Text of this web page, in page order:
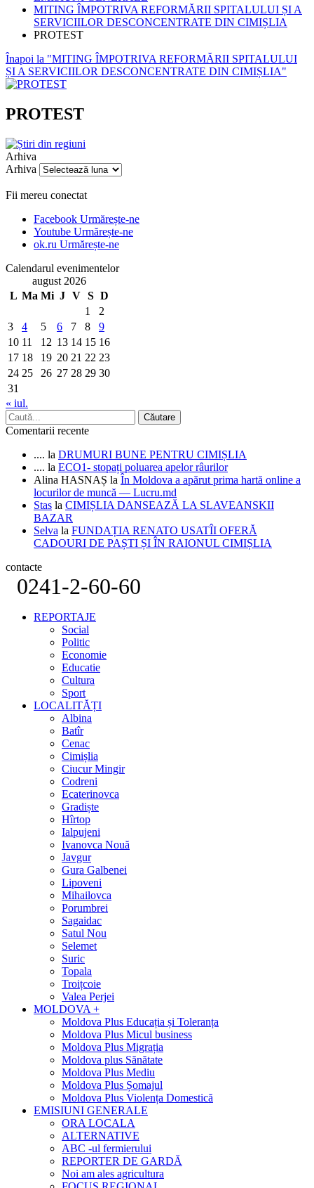
MITING ÎMPOTRIVA REFORMĂRII SPITALULUI ȘI A
SERVICIILOR DESCONCENTRATE DIN CIMIȘLIA
PROTEST
Înapoi la "MITING ÎMPOTRIVA REFORMĂRII SPITALULUI
ȘI A SERVICIILOR DESCONCENTRATE DIN CIMIȘLIA"
PROTEST
Arhiva
Arhiva
Fii mereu conectat
Facebook Urmărește-ne
Youtube Urmărește-ne
ok.ru Urmărește-ne
Calendarul evenimentelor
august 2026
L Ma Mi J V S D
1
2
3
4 5 6 7 8
9
10 11 12 13 14 15 16
17 18 19 20 21 22 23
24 25 26 27 28 29 30
31
« iul.
Comentarii recente
.... la DRUMURI BUNE PENTRU CIMIȘLIA
.... la ECO1- stopați poluarea apelor râurilor
Alina HASNAȘ la În Moldova a apărut prima hartă online a
locurilor de muncă — Lucru.md
Stas la CIMIȘLIA DANSEAZĂ LA SLAVEANSKII
BAZAR
Selva la FUNDAȚIA RENATO USATÎI OFERĂ
CADOURI DE PAȘTI ȘI ÎN RAIONUL CIMIȘLIA
contacte
0241-2-60-60
REPORTAJE
Social
Politic
Economie
Educatie
Cultura
Sport
LOCALITĂȚI
Albina
Batîr
Cenac
Cimișlia
Ciucur Mingir
Codreni
Ecaterinovca
Gradiște
Hîrtop
Ialpujeni
Ivanovca Nouă
Javgur
Gura Galbenei
Lipoveni
Mihailovca
Porumbrei
Sagaidac
Satul Nou
Selemet
Suric
Topala
Troițcoie
Valea Perjei
MOLDOVA +
Moldova Plus Educația și Toleranța
Moldova Plus Micul business
Moldova Plus Migrația
Moldova plus Sănătate
Moldova Plus Mediu
Moldova Plus Șomajul
Moldova Plus Violența Domestică
EMISIUNI GENERALE
ORA LOCALA
ALTERNATIVE
ABC -ul fermierului
REPORTER DE GARDĂ
Noi am ales agricultura